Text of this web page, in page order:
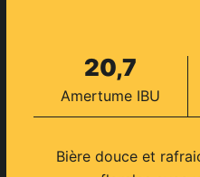
20,7
Amertume IBU
Bière douce et